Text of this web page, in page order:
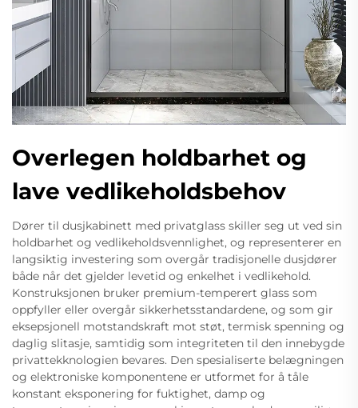
Overlegen holdbarhet og
lave vedlikeholdsbehov
Dører til dusjkabinett med privatglass skiller seg ut ved sin
holdbarhet og vedlikeholdsvennlighet, og representerer en
langsiktig investering som overgår tradisjonelle dusjdører
både når det gjelder levetid og enkelhet i vedlikehold.
Konstruksjonen bruker premium-temperert glass som
oppfyller eller overgår sikkerhetsstandardene, og som gir
eksepsjonell motstandskraft mot støt, termisk spenning og
daglig slitasje, samtidig som integriteten til den innebygde
privattekknologien bevares. Den spesialiserte belægningen
og elektroniske komponentene er utformet for å tåle
konstant eksponering for fuktighet, damp og